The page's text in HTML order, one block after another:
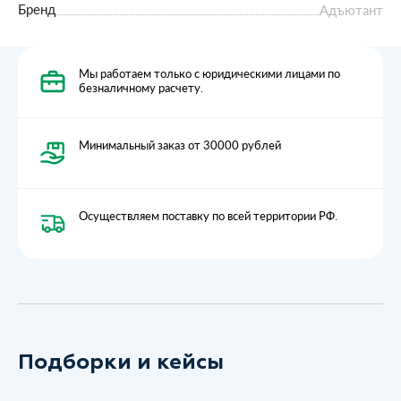
Мы работаем только с юридическими лицами по
безналичному расчету.
Минимальный заказ от 30000 рублей
Осуществляем поставку по всей территории РФ.
Бренд Адъютант
Подборки и кейсы